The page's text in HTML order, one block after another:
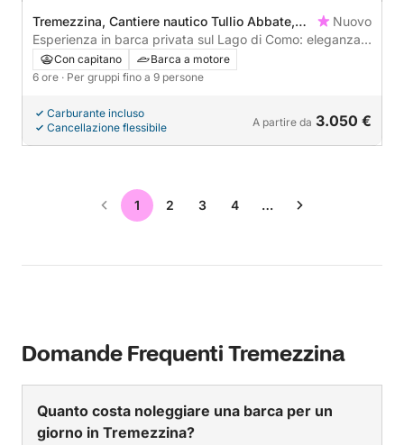
Tremezzina, Cantiere nautico Tullio Abbate,
Italy
Nuovo
Esperienza in barca privata sul Lago di Como: eleganza
senza tempo.
Con capitano
Barca a motore
6 ore · Per gruppi fino a 9 persone
Carburante incluso
Cancellazione flessibile
A partire da 3.050 €
1 2 3 4 …
Domande Frequenti Tremezzina
Quanto costa noleggiare una barca per un
giorno in Tremezzina?